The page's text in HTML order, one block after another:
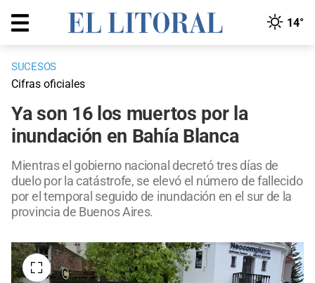
14°
SUCESOS
Cifras oficiales
Ya son 16 los muertos por la
inundación en Bahía Blanca
Mientras el gobierno nacional decretó tres días de
duelo por la catástrofe, se elevó el número de fallecido
por el temporal seguido de inundación en el sur de la
provincia de Buenos Aires.